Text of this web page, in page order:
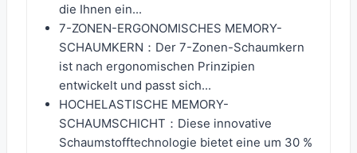
die Ihnen ein...
7-ZONEN-ERGONOMISCHES MEMORY-
SCHAUMKERN：Der 7-Zonen-Schaumkern
ist nach ergonomischen Prinzipien
entwickelt und passt sich...
HOCHELASTISCHE MEMORY-
SCHAUMSCHICHT：Diese innovative
Schaumstofftechnologie bietet eine um 30 %